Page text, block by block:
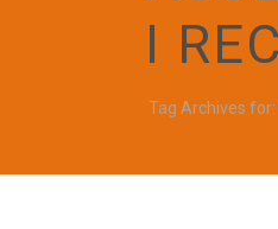
I
Tag Archives